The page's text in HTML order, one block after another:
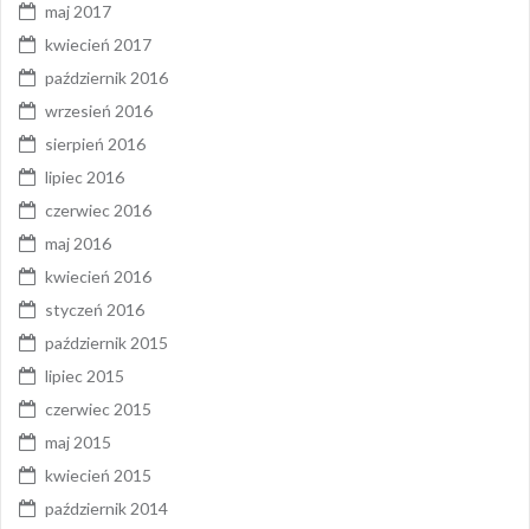
maj 2017
kwiecień 2017
październik 2016
wrzesień 2016
sierpień 2016
lipiec 2016
czerwiec 2016
maj 2016
kwiecień 2016
styczeń 2016
październik 2015
lipiec 2015
czerwiec 2015
maj 2015
kwiecień 2015
październik 2014